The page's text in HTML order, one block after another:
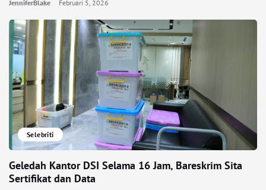
JenniferBlake Februari 5, 2026
Selebriti
Geledah Kantor DSI Selama 16 Jam, Bareskrim Sita
Sertifikat dan Data